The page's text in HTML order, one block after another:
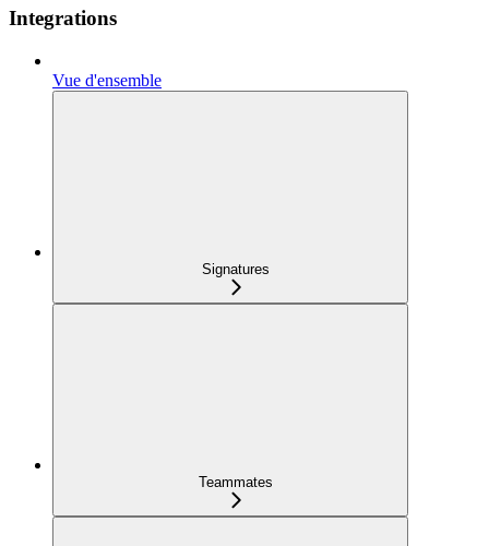
Integrations
Vue d'ensemble
Signatures
Teammates